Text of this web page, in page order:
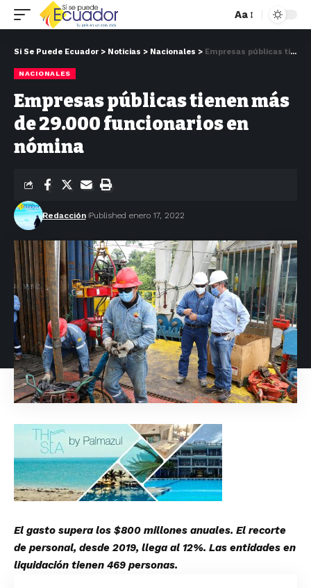
Aa
Si Se Puede Ecuador > Noticias > Nacionales > Empresas públicas tienen más de 29.000 funcionarios en nómina
NACIONALES
Empresas públicas tienen más
de 29.000 funcionarios en
nómina
Redacción Published enero 17, 2022
El gasto supera los $800 millones anuales. El recorte
de personal, desde 2019, llega al 12%. Las entidades en
liquidación tienen 469 personas.